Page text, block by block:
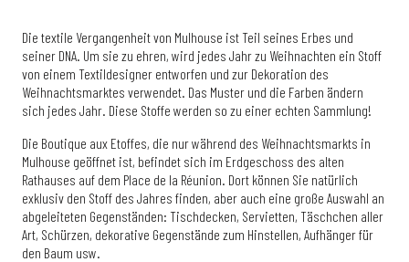
Die textile Vergangenheit von Mulhouse ist Teil seines Erbes und
seiner DNA. Um sie zu ehren, wird jedes Jahr zu Weihnachten ein Stoff
von einem Textildesigner entworfen und zur Dekoration des
Weihnachtsmarktes verwendet. Das Muster und die Farben ändern
sich jedes Jahr. Diese Stoffe werden so zu einer echten Sammlung!
Die Boutique aux Etoffes, die nur während des Weihnachtsmarkts in
Mulhouse geöffnet ist, befindet sich im Erdgeschoss des alten
Rathauses auf dem Place de la Réunion. Dort können Sie natürlich
exklusiv den Stoff des Jahres finden, aber auch eine große Auswahl an
abgeleiteten Gegenständen: Tischdecken, Servietten, Täschchen aller
Art, Schürzen, dekorative Gegenstände zum Hinstellen, Aufhänger für
den Baum usw.